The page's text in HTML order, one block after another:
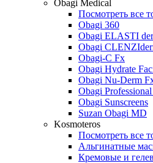
Obagi Medical
Посмотреть все
Obagi 360
Obagi ELASTI
Obagi
Obagi-C Fx
Obagi Hydrate
Obagi Nu-Derm
Obagi
Obagi Sunscreens
Suzan Obagi MD
Kosmoteros
Посмотреть все
Альгинатные
Кремовые и